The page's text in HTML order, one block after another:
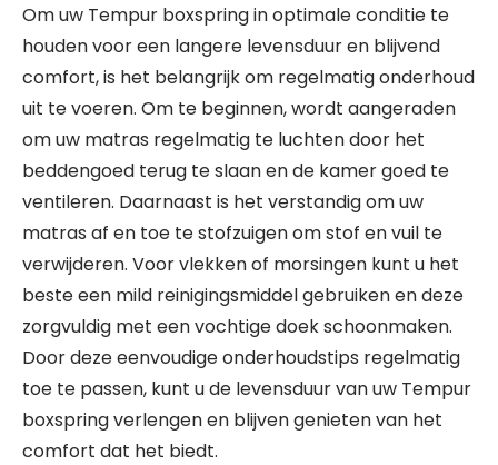
Om uw Tempur boxspring in optimale conditie te
houden voor een langere levensduur en blijvend
comfort, is het belangrijk om regelmatig onderhoud
uit te voeren. Om te beginnen, wordt aangeraden
om uw matras regelmatig te luchten door het
beddengoed terug te slaan en de kamer goed te
ventileren. Daarnaast is het verstandig om uw
matras af en toe te stofzuigen om stof en vuil te
verwijderen. Voor vlekken of morsingen kunt u het
beste een mild reinigingsmiddel gebruiken en deze
zorgvuldig met een vochtige doek schoonmaken.
Door deze eenvoudige onderhoudstips regelmatig
toe te passen, kunt u de levensduur van uw Tempur
boxspring verlengen en blijven genieten van het
comfort dat het biedt.